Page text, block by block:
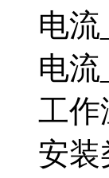
电流
电流
工作
安装